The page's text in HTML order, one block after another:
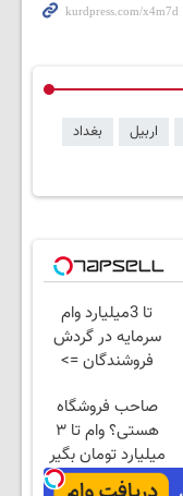
اربیل
بغداد
تا 3میلیارد وام
سرمایه در گردش
فروشندگان =>
کن
صاحب فروشگاه
هستی؟ وام تا ۳
میلیارد تومان بگیر